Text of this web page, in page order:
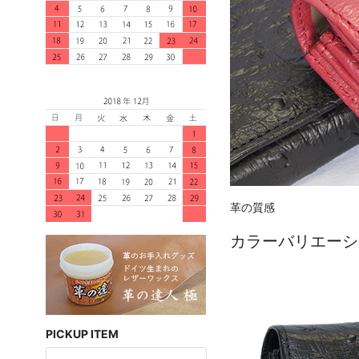
PICKUP ITEM
革の質感
カラーバリエー